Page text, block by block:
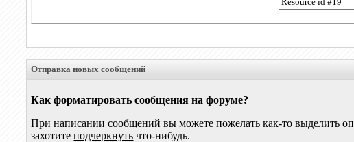
Отправка новых сообщений
Как форматировать сообщения на форуме?
При написании сообщений вы можете пожелать как-то выделить
захотитеподчеркнуть что-нибудь.